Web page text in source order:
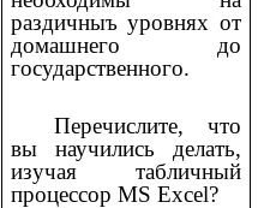
раздичныъ уровнях от
домашнего до
государственного.
Перечислите, что
вы научились делать,
изучая табличный
процессор MS Excel?